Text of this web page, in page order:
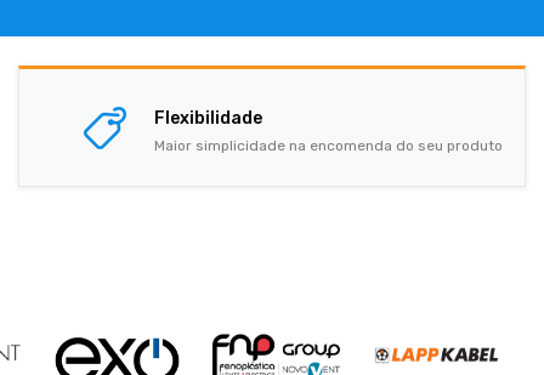
Flexibilidade
Maior simplicidade na encomenda do seu produto